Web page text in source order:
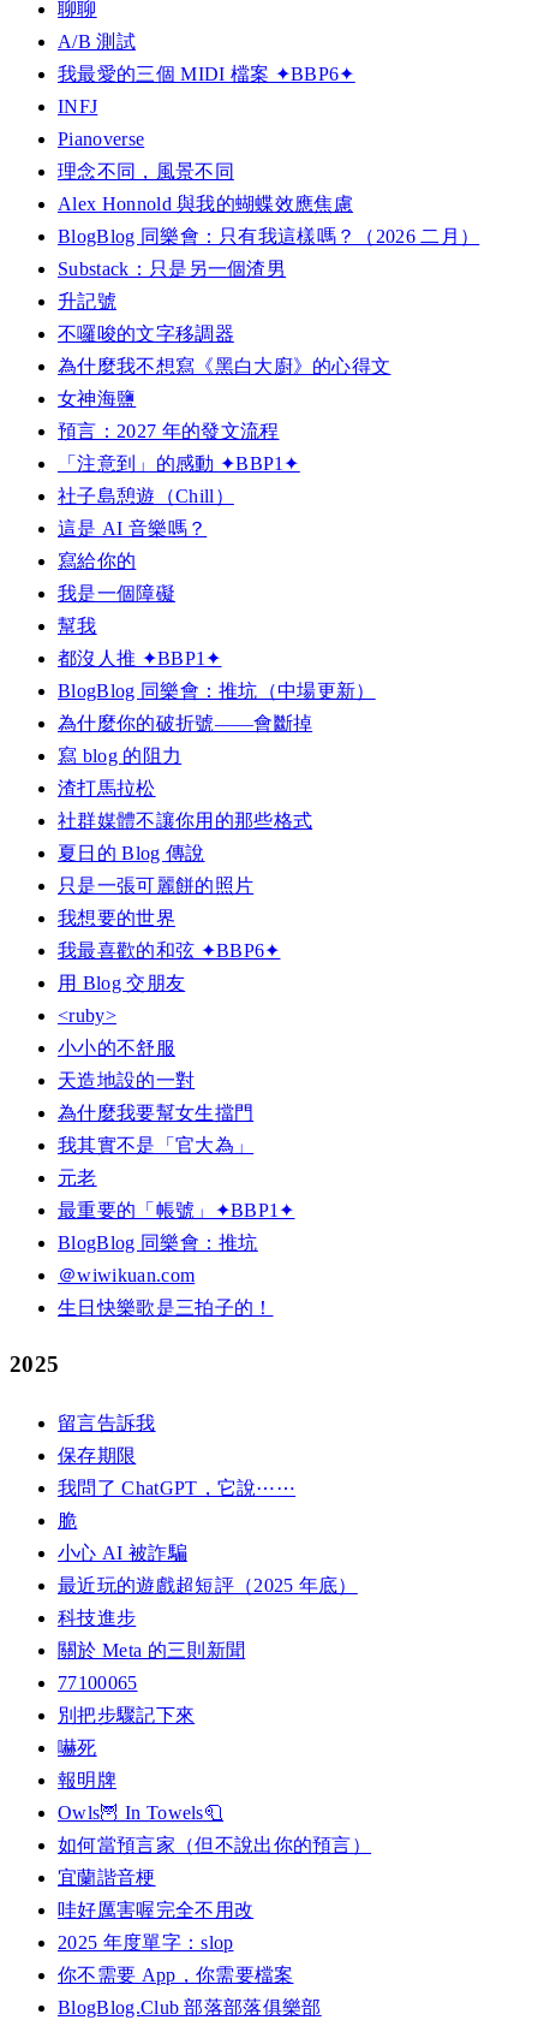
聊聊
A/B 測試
我最愛的三個 MIDI 檔案 ✦BBP6✦
INFJ
Pianoverse
理念不同，風景不同
Alex Honnold 與我的蝴蝶效應焦慮
BlogBlog 同樂會：只有我這樣嗎？（2026 二月）
Substack：只是另一個渣男
升記號
不囉唆的文字移調器
為什麼我不想寫《黑白大廚》的心得文
女神海鹽
預言：2027 年的發文流程
「注意到」的感動 ✦BBP1✦
社子島憩遊（Chill）
這是 AI 音樂嗎？
寫給你的
我是一個障礙
幫我
都沒人推 ✦BBP1✦
BlogBlog 同樂會：推坑（中場更新）
為什麼你的破折號——會斷掉
寫 blog 的阻力
渣打馬拉松
社群媒體不讓你用的那些格式
夏日的 Blog 傳說
只是一張可麗餅的照片
我想要的世界
我最喜歡的和弦 ✦BBP6✦
用 Blog 交朋友
<ruby>
小小的不舒服
天造地設的一對
為什麼我要幫女生擋門
我其實不是「官大為」
元老
最重要的「帳號」✦BBP1✦
BlogBlog 同樂會：推坑
＠wiwikuan.com
生日快樂歌是三拍子的！
2025
留言告訴我
保存期限
我問了 ChatGPT，它說⋯⋯
脆
小心 AI 被詐騙
最近玩的遊戲超短評（2025 年底）
科技進步
關於 Meta 的三則新聞
77100065
別把步驟記下來
嚇死
報明牌
Owls🦉 In Towels🧻
如何當預言家（但不說出你的預言）
宜蘭諧音梗
哇好厲害喔完全不用改
2025 年度單字：slop
你不需要 App，你需要檔案
BlogBlog.Club 部落部落俱樂部